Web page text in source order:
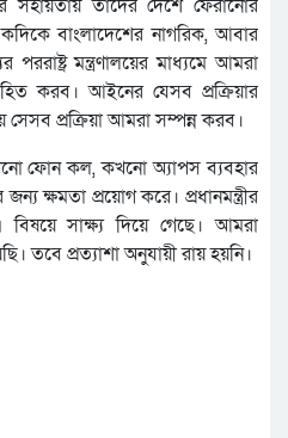
সহায়তায় তাদের দেশে ফেরানোর
বাংলাদেশের নাগরিক, আবার
পররাষ্ট্র মন্ত্রণালয়ের মাধ্যমে আমরা
করব। আইনের যেসব প্রক্রিয়ার
সেসব প্রক্রিয়া আমরা সম্পন্ন করব।
ফোন কল, কখনো অ্যাপস ব্যবহার
ক্ষমতা প্রয়োগ করে। প্রধানমন্ত্রীর
বিষয়ে সাক্ষ্য দিয়ে গেছে। আমরা
তবে প্রত্যাশা অনুযায়ী রায় হয়নি।